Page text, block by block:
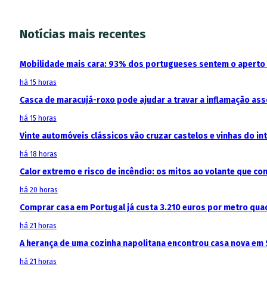
Notícias mais recentes
Mobilidade mais cara: 93% dos portugueses sentem o
há 15 horas
Casca de maracujá-roxo pode ajudar a travar a inflamação
há 15 horas
Vinte automóveis clássicos vão cruzar castelos e vinhas do
há 18 horas
Calor extremo e risco de incêndio: os mitos ao volante que
há 20 horas
Comprar casa em Portugal já custa 3.210 euros por metro
há 21 horas
A herança de uma cozinha napolitana encontrou casa nova em
há 21 horas